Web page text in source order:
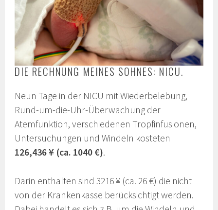
DIE RECHNUNG MEINES SOHNES: NICU.
Neun Tage in der NICU mit Wiederbelebung,
Rund-um-die-Uhr-Überwachung der
Atemfunktion, verschiedenen Tropfinfusionen,
Untersuchungen und Windeln kosteten
126,436 ¥ (ca. 1040 €).
Darin enthalten sind 3216 ¥ (ca. 26 €) die nicht
von der Krankenkasse berücksichtigt werden.